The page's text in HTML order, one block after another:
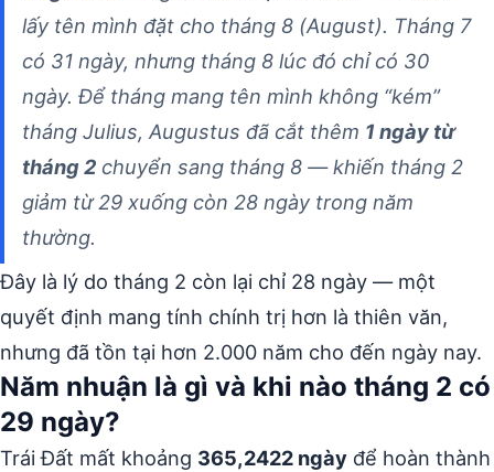
lấy tên mình đặt cho tháng 8 (August). Tháng 7
có 31 ngày, nhưng tháng 8 lúc đó chỉ có 30
ngày. Để tháng mang tên mình không “kém”
tháng Julius, Augustus đã cắt thêm 1 ngày từ
tháng 2 chuyển sang tháng 8 — khiến tháng 2
giảm từ 29 xuống còn 28 ngày trong năm
thường.
Đây là lý do tháng 2 còn lại chỉ 28 ngày — một
quyết định mang tính chính trị hơn là thiên văn,
nhưng đã tồn tại hơn 2.000 năm cho đến ngày nay.
Năm nhuận là gì và khi nào tháng 2 có
29 ngày?
Trái Đất mất khoảng 365,2422 ngày để hoàn thành